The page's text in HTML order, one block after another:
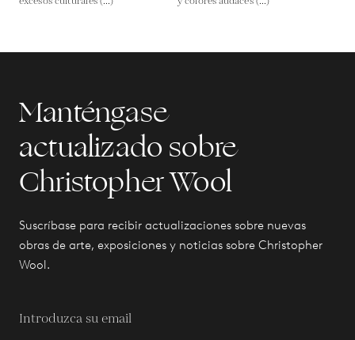
Manténgase
actualizado sobre
Christopher Wool
Suscríbase para recibir actualizaciones sobre nuevas
obras de arte, exposiciones y noticias sobre Christopher
Wool.
Introduzca su email